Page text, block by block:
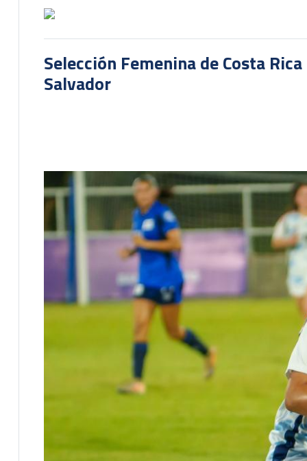
Selección Femenina de Costa
Salvador